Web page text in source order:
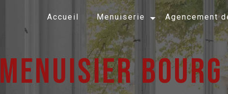
Accueil Menuiserie Agencement
menuisier